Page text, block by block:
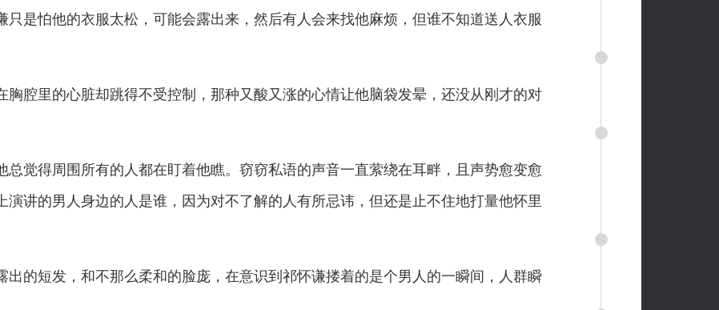
是怕他的衣服太松，可能会露出来，然后有人会来找他麻烦，但谁不知道送人衣服
腔里的心脏却跳得不受控制，那种又酸又涨的心情让他脑袋发晕，还没从刚才的对
觉得周围所有的人都在盯着他瞧。窃窃私语的声音一直萦绕在耳畔，且声势愈变愈
讲的男人身边的人是谁，因为对不了解的人有所忌讳，但还是止不住地打量他怀里
的短发，和不那么柔和的脸庞，在意识到祁怀谦搂着的是个男人的一瞬间，人群瞬